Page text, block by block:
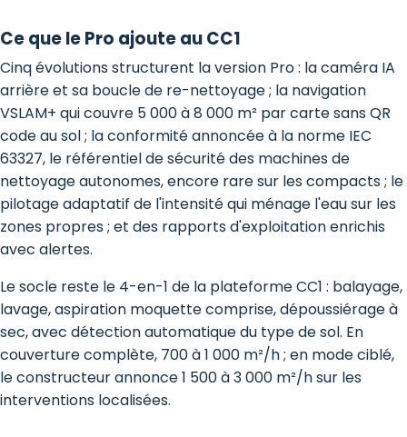
Ce que le Pro ajoute au CC1
Cinq évolutions structurent la version Pro : la caméra IA
arrière et sa boucle de re-nettoyage ; la navigation
VSLAM+ qui couvre 5 000 à 8 000 m² par carte sans QR
code au sol ; la conformité annoncée à la norme IEC
63327, le référentiel de sécurité des machines de
nettoyage autonomes, encore rare sur les compacts ; le
pilotage adaptatif de l'intensité qui ménage l'eau sur les
zones propres ; et des rapports d'exploitation enrichis
avec alertes.
Le socle reste le 4-en-1 de la plateforme CC1 : balayage,
lavage, aspiration moquette comprise, dépoussiérage à
sec, avec détection automatique du type de sol. En
couverture complète, 700 à 1 000 m²/h ; en mode ciblé,
le constructeur annonce 1 500 à 3 000 m²/h sur les
interventions localisées.